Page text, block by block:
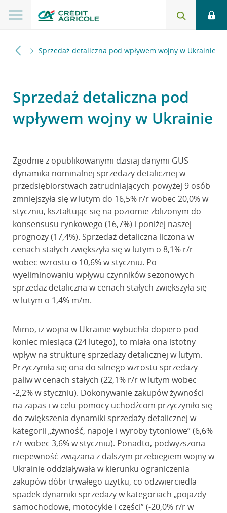
2022 Sprzedaż detaliczna pod wpływem wojny w Ukrainie
Sprzedaż detaliczna pod
wpływem wojny w Ukrainie
Zgodnie z opublikowanymi dzisiaj danymi GUS
dynamika nominalnej sprzedaży detalicznej w
przedsiębiorstwach zatrudniających powyżej 9 osób
zmniejszyła się w lutym do 16,5% r/r wobec 20,0% w
styczniu, kształtując się na poziomie zbliżonym do
konsensusu rynkowego (16,7%) i poniżej naszej
prognozy (17,4%). Sprzedaż detaliczna liczona w
cenach stałych zwiększyła się w lutym o 8,1% r/r
wobec wzrostu o 10,6% w styczniu. Po
wyeliminowaniu wpływu czynników sezonowych
sprzedaż detaliczna w cenach stałych zwiększyła się
w lutym o 1,4% m/m.
Mimo, iż wojna w Ukrainie wybuchła dopiero pod
koniec miesiąca (24 lutego), to miała ona istotny
wpływ na strukturę sprzedaży detalicznej w lutym.
Przyczyniła się ona do silnego wzrostu sprzedaży
paliw w cenach stałych (22,1% r/r w lutym wobec
-2,2% w styczniu). Dokonywanie zakupów żywności
na zapas i w celu pomocy uchodźcom przyczyniło się
do zwiększenia dynamiki sprzedaży detalicznej w
kategorii „żywność, napoje i wyroby tytoniowe” (6,6%
r/r wobec 3,6% w styczniu). Ponadto, podwyższona
niepewność związana z dalszym przebiegiem wojny w
Ukrainie oddziaływała w kierunku ograniczenia
zakupów dóbr trwałego użytku, co odzwierciedla
spadek dynamiki sprzedaży w kategoriach „pojazdy
samochodowe, motocykle i części” (-20,0% r/r w